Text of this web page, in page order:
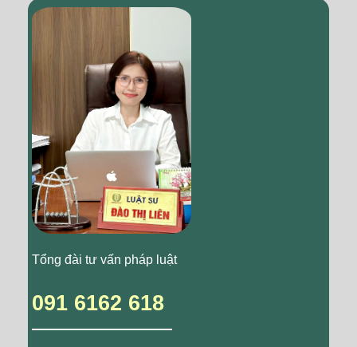
Tổng đài tư vấn pháp luật
091 6162 618